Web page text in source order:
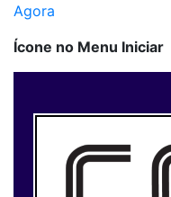
Agora
Ícone no Menu Iniciar